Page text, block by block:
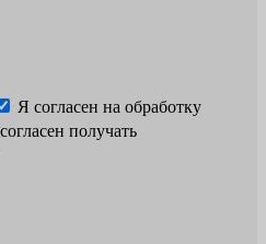
Я согласен на обработку
получать